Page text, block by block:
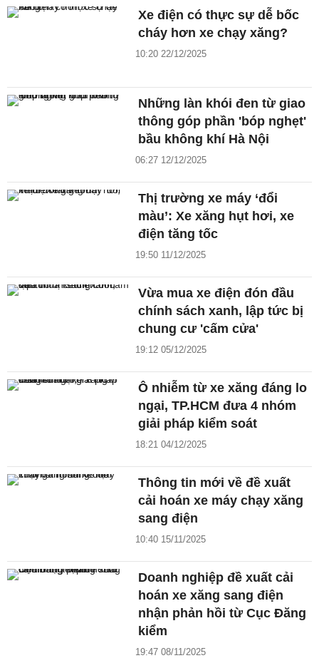
Xe điện có thực sự dễ bốc
cháy hơn xe chạy xăng?
10:20 22/12/2025
Những làn khói đen từ giao
thông góp phần 'bóp nghẹt'
bầu không khí Hà Nội
06:27 12/12/2025
Thị trường xe máy ‘đổi
màu’: Xe xăng hụt hơi, xe
điện tăng tốc
19:50 11/12/2025
Vừa mua xe điện đón đầu
chính sách xanh, lập tức bị
chung cư 'cấm cửa'
19:12 05/12/2025
Ô nhiễm từ xe xăng đáng lo
ngại, TP.HCM đưa 4 nhóm
giải pháp kiểm soát
18:21 04/12/2025
Thông tin mới về đề xuất
cải hoán xe máy chạy xăng
sang điện
10:40 15/11/2025
Doanh nghiệp đề xuất cải
hoán xe xăng sang điện
nhận phản hồi từ Cục Đăng
kiểm
19:47 08/11/2025